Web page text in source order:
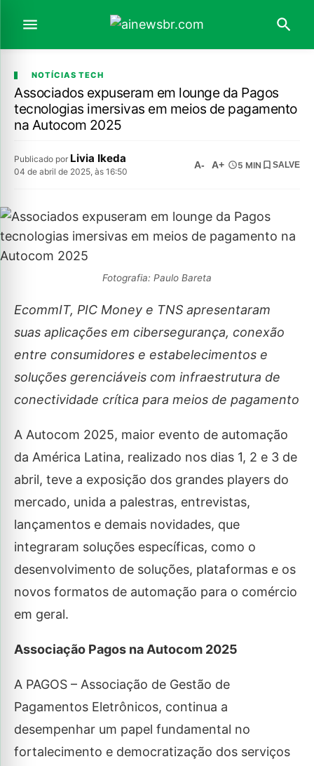
NOTÍCIAS TECH
Associados expuseram em lounge da Pagos
tecnologias imersivas em meios de pagamento
na Autocom 2025
Publicado por Livia Ikeda
04 de abril de 2025, às 16:50
A- A+ 5 MIN SALVE
Fotografia: Paulo Bareta
EcommIT, PIC Money e TNS apresentaram
suas aplicações em cibersegurança, conexão
entre consumidores e estabelecimentos e
soluções gerenciáveis com infraestrutura de
conectividade crítica para meios de pagamento
A Autocom 2025, maior evento de automação
da América Latina, realizado nos dias 1, 2 e 3 de
abril, teve a exposição dos grandes players do
mercado, unida a palestras, entrevistas,
lançamentos e demais novidades, que
integraram soluções específicas, como o
desenvolvimento de soluções, plataformas e os
novos formatos de automação para o comércio
em geral.
Associação Pagos na Autocom 2025
A PAGOS – Associação de Gestão de
Pagamentos Eletrônicos, continua a
desempenhar um papel fundamental no
fortalecimento e democratização dos serviços